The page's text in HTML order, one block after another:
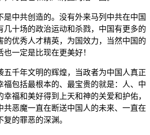
是中共创造的。没有外来马列中共在中国
几十场的政治运动和杀戮，中国有更多的
的优秀人才精英，为国效力，当然中国的
一定是比现在更美好！
五千年文明的辉煌，当政者为中国人真正
福包括最根本的、最宝贵的就是：人、中
幸福和美好得到上天和神的关爱和护佑，
共恶魔一直在断送中国人的未来、一直在
的罪恶的深渊。